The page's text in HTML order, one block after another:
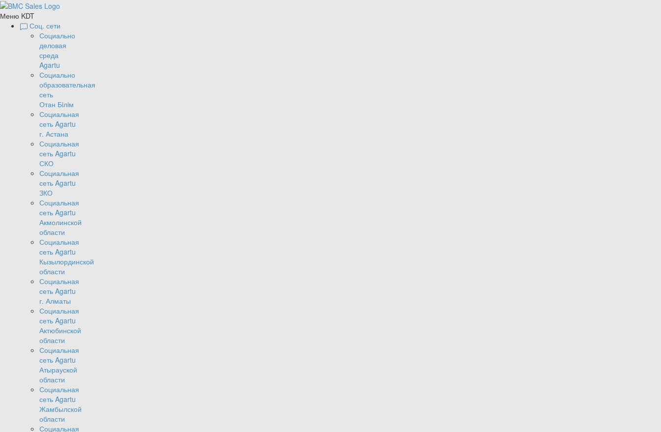
Меню KDT
Соц. сети
Социально
деловая
среда
Agartu
Социально
образовательная
сеть
Отан Бiлiм
Социальная
сеть Agartu
г. Астана
Социальная
сеть Agartu
СКО
Социальная
сеть Agartu
ЗКО
Социальная
сеть Agartu
Акмолинской
области
Социальная
сеть Agartu
Кызылординской
области
Социальная
сеть Agartu
г. Алматы
Социальная
сеть Agartu
Актюбинской
области
Социальная
сеть Agartu
Атырауской
области
Социальная
сеть Agartu
Жамбылской
области
Социальная